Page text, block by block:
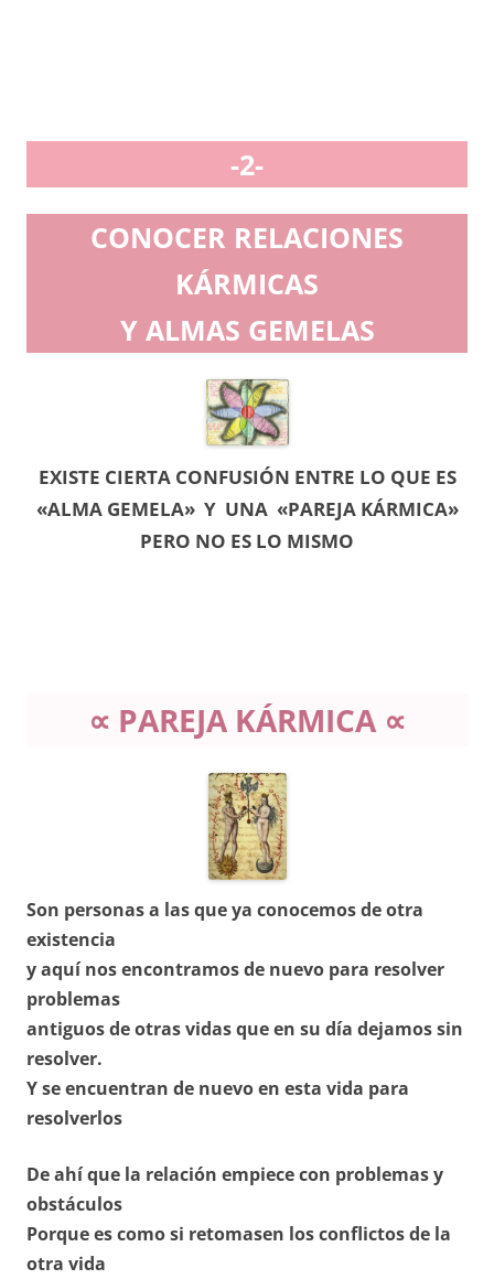
-2-
CONOCER RELACIONES
KÁRMICAS
Y ALMAS GEMELAS
EXISTE CIERTA CONFUSIÓN ENTRE LO QUE ES
«ALMA GEMELA» Y UNA «PAREJA KÁRMICA»
PERO NO ES LO MISMO
∝ PAREJA KÁRMICA ∝
Son personas a las que ya conocemos de otra
existencia
y aquí nos encontramos de nuevo para resolver
problemas
antiguosde otras vidas que en su día dejamos sin
resolver.
Y se encuentran de nuevo en esta vida para
resolverlos
De ahí que la relación empiece con problemas y
obstáculos
Porque es como si retomasen los conflictos de la
otra vida